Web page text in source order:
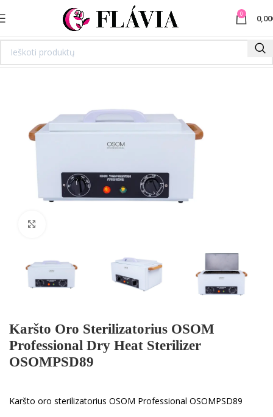
0 0,00
Karšto Oro Sterilizatorius OSOM
Professional Dry Heat Sterilizer
OSOMPSD89
Karšto oro sterilizatorius OSOM Professional OSOMPSD89